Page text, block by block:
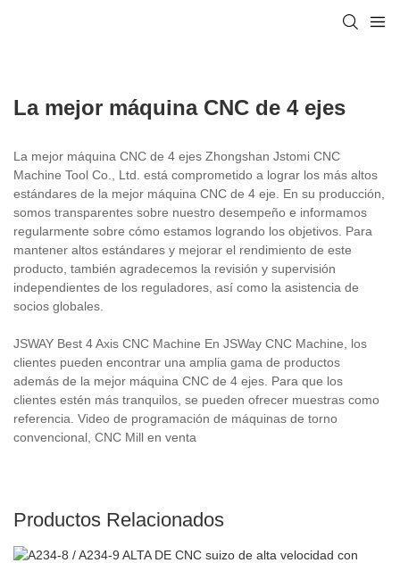
La mejor máquina CNC de 4 ejes
La mejor máquina CNC de 4 ejes Zhongshan Jstomi CNC
Machine Tool Co., Ltd. está comprometido a lograr los más altos
estándares de la mejor máquina CNC de 4 eje. En su producción,
somos transparentes sobre nuestro desempeño e informamos
regularmente sobre cómo estamos logrando los objetivos. Para
mantener altos estándares y mejorar el rendimiento de este
producto, también agradecemos la revisión y supervisión
independientes de los reguladores, así como la asistencia de
socios globales.
JSWAY Best 4 Axis CNC Machine En JSWay CNC Machine, los
clientes pueden encontrar una amplia gama de productos
además de la mejor máquina CNC de 4 ejes. Para que los
clientes estén más tranquilos, se pueden ofrecer muestras como
referencia. Video de programación de máquinas de torno
convencional, CNC Mill en venta
Productos Relacionados